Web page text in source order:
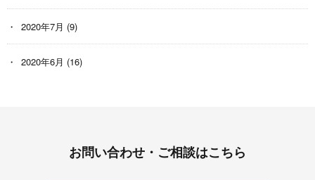
2020年7月 (9)
2020年6月 (16)
お問い合わせ・ご相談はこちら